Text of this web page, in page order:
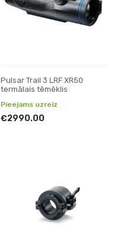
Pulsar Trail 3 LRF XR50
termālais tēmēklis
Pieejams uzreiz
€2990.00